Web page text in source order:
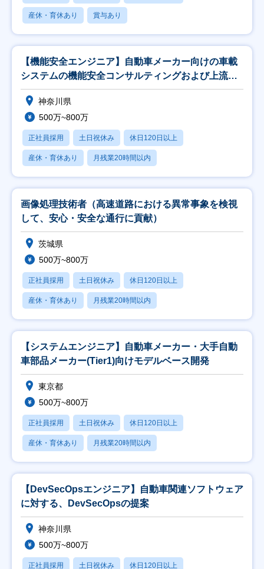
産休・育休あり 賞与あり
【機能安全エンジニア】自動車メーカー向けの車載
システムの機能安全コンサルティングおよび上流設
計支援
神奈川県
500万~800万
正社員採用 土日祝休み 休日120日以上
産休・育休あり 月残業20時間以内
画像処理技術者（高速道路における異常事象を検視
して、安心・安全な通行に貢献）
茨城県
500万~800万
正社員採用 土日祝休み 休日120日以上
産休・育休あり 月残業20時間以内
【システムエンジニア】自動車メーカー・大手自動
車部品メーカー(Tier1)向けモデルベース開発
東京都
500万~800万
正社員採用 土日祝休み 休日120日以上
産休・育休あり 月残業20時間以内
【DevSecOpsエンジニア】自動車関連ソフトウェア
に対する、DevSecOpsの提案
神奈川県
500万~800万
正社員採用 土日祝休み 休日120日以上